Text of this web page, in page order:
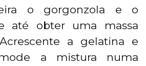
o gorgonzola e o
até obter uma massa
a gelatina e
a mistura numa